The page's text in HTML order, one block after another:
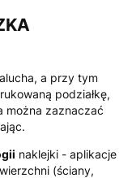
a przy tym
podziałkę,
można zaznaczać
naklejki - aplikacje
(ściany,